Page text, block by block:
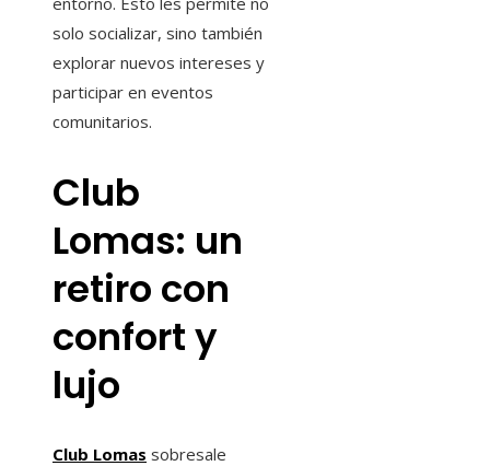
solo socializar, sino también
explorar nuevos intereses y
participar en eventos
comunitarios.
Club
Lomas: un
retiro con
confort y
lujo
Club Lomas sobresale